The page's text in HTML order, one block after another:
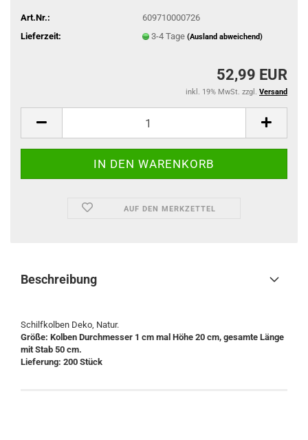
Art.Nr.:
609710000726
Lieferzeit:
3-4 Tage (Ausland abweichend)
52,99 EUR
inkl. 19% MwSt. zzgl. Versand
AUF DEN MERKZETTEL
Beschreibung
Schilfkolben Deko, Natur.
Größe: Kolben Durchmesser 1 cm mal Höhe 20 cm, gesamte Länge
mit Stab 50 cm.
Lieferung: 200 Stück